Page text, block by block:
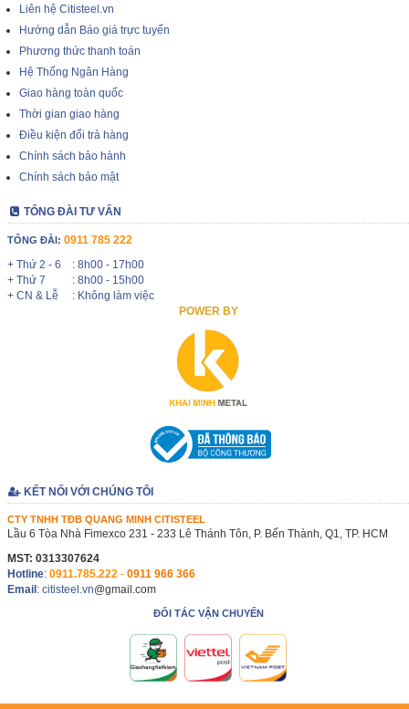
Liên hệ Citisteel.vn
Hướng dẫn Báo giá trực tuyến
Phương thức thanh toán
Hệ Thống Ngân Hàng
Giao hàng toàn quốc
Thời gian giao hàng
Điều kiện đổi trả hàng
Chính sách bảo hành
Chính sách bảo mật
TỔNG ĐÀI TƯ VẤN
TỔNG ĐÀI: 0911 785 222
+ Thứ 2 - 6
: 8h00 - 17h00
+ Thứ 7
: 8h00 - 15h00
+ CN & Lễ
: Không làm việc
POWER BY
KẾT NỐI VỚI CHÚNG TÔI
CTY TNHH TĐB QUANG MINH CITISTEEL
Lầu 6 Tòa Nhà Fimexco 231 - 233 Lê Thánh Tôn, P. Bến Thành, Q1, TP. HCM
MST: 0313307624
Hotline: 0911.785.222 - 0911 966 366
Email: citisteel.vn@gmail.com
ĐỐI TÁC VẬN CHUYỂN